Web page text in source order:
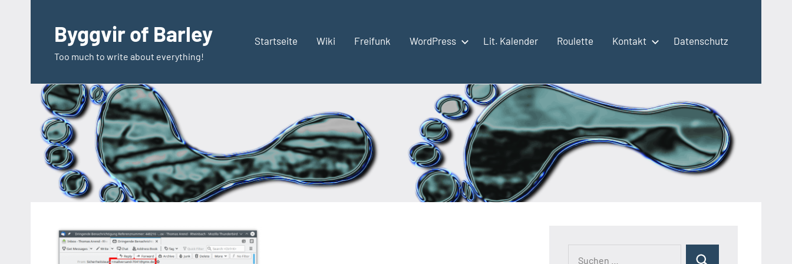
springenByggvir of Barley
Too much to write about everything!
Startseite Wiki Freifunk WordPress Lit. Kalender Roulette Kontakt Datenschutz